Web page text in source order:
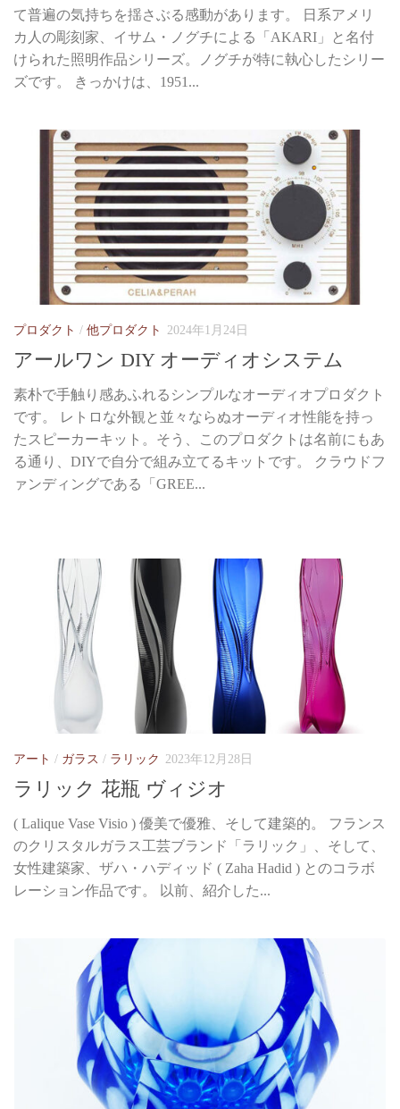
て普遍の気持ちを揺さぶる感動があります。 日系アメリ
カ人の彫刻家、イサム・ノグチによる「AKARI」と名付
けられた照明作品シリーズ。ノグチが特に執心したシリー
ズです。 きっかけは、1951...
プロダクト / 他プロダクト 2024年1月24日
アールワン DIY オーディオシステム
素朴で手触り感あふれるシンプルなオーディオプロダクト
です。 レトロな外観と並々ならぬオーディオ性能を持っ
たスピーカーキット。そう、このプロダクトは名前にもあ
る通り、DIYで自分で組み立てるキットです。 クラウドフ
ァンディングである「GREE...
アート / ガラス / ラリック 2023年12月28日
ラリック 花瓶 ヴィジオ
( Lalique Vase Visio ) 優美で優雅、そして建築的。 フランス
のクリスタルガラス工芸ブランド「ラリック」、そして、
女性建築家、ザハ・ハディッド ( Zaha Hadid ) とのコラボ
レーション作品です。 以前、紹介した...